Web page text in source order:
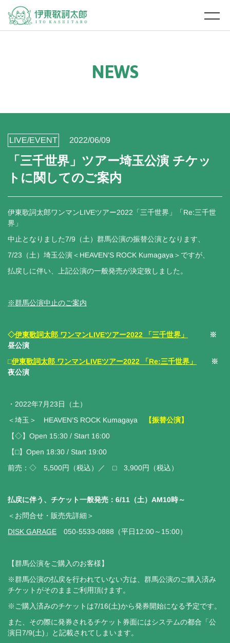
NEWS
LIVE/EVENT 2022/06/09
「三千世界」ツアー埼玉公演 チケッ
トに関してのご案内
伊東歌詞太郎ワンマンLIVEツアー2022「三千世界」「Re:三千世
界」
中止となりました7/9（土）群馬公演の振替公演となります、
7/23（土）埼玉公演＜HEAVEN’S ROCK Kumagaya＞ですが、
払戻しに伴い、上記公演の一般発売が決定致しました。
※群馬公演中止のご案内
◇伊東歌詞太郎 ワンマンLIVEツアー2022 「三千世界」 ※
昼公演
□伊東歌詞太郎 ワンマンLIVEツアー2022 「Re:三千世界」 ※
夜公演
・2022年7月23日（土）
＜埼玉＞ HEAVEN’S ROCK Kumagaya 【振替公演】
【◇】Open 15:30 / Start 16:00
【□】Open 18:30 / Start 19:00
前売：◇ 5,500円（税込）／ □ 3,900円（税込）
払戻に伴う、チケット一般発売：6/11（土）AM10時～
＜お問合せ・販売先詳細＞
DISK GARAGE050-5533-0888（平日12:00～15:00）
【群馬公演をご購入のお客様】
※群馬公演の払戻を行われていない方は、群馬公演のご購入済み
チケットがそのままご利用頂けます。
※ご購入済みのチケットは7/16(土)から発券開始になる予定です。
また、その際に発券されるチケット券面にはシステムの都合「公
演日7/9(土)」と記載されてしまいます。